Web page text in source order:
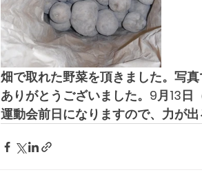
畑で取れた野菜を頂きました。写
ありがとうございました。9月13日
運動会前日になりますので、力が出